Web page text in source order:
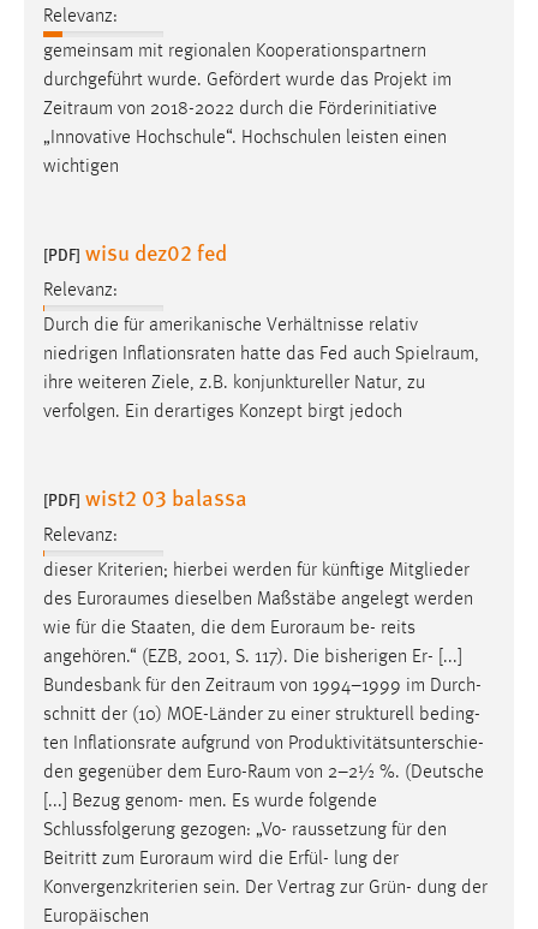
Relevanz:
gemeinsam mit regionalen Kooperationspartnern
durchgeführt wurde. Gefördert wurde das Projekt im
Zeitraum von 2018-2022 durch die Förderinitiative
„Innovative Hochschule“. Hochschulen leisten einen
wichtigen
[PDF] wisu dez02 fed
Relevanz:
Durch die für amerikanische Verhältnisse relativ
niedrigen Inflationsraten hatte das Fed auch Spielraum,
ihre weiteren Ziele, z.B. konjunktureller Natur, zu
verfolgen. Ein derartiges Konzept birgt jedoch
[PDF] wist2 03 balassa
Relevanz:
dieser Kriterien; hierbei werden für künftige Mitglieder
des Euroraumes dieselben Maßstäbe angelegt werden
wie für die Staaten, die dem Euroraum be- reits
angehören.“ (EZB, 2001, S. 117). Die bisherigen Er- [...]
Bundesbank für den Zeitraum von 1994–1999 im Durch-
schnitt der (10) MOE-Länder zu einer strukturell beding-
ten Inflationsrate aufgrund von Produktivitätsunterschie-
den gegenüber dem Euro-Raum von 2–2½ %. (Deutsche
[...] Bezug genom- men. Es wurde folgende
Schlussfolgerung gezogen: „Vo- raussetzung für den
Beitritt zum Euroraum wird die Erfül- lung der
Konvergenzkriterien sein. Der Vertrag zur Grün- dung der
Europäischen